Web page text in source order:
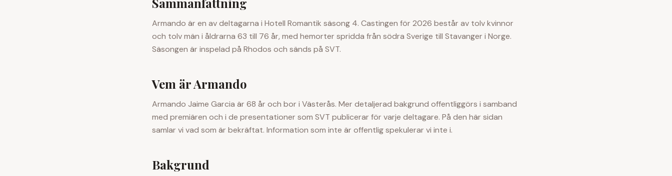
Armando är en av deltagarna i Hotell Romantik säsong 4. Castingen för 2026 består av tolv kvinnor
och tolv män i åldrarna 63 till 76 år, med hemorter spridda från södra Sverige till Stavanger i Norge.
Säsongen är inspelad på Rhodos och sänds på SVT.
Vem ärArmando
Armando Jaime Garcia är 68 år och bor i Västerås. Mer detaljerad bakgrund offentliggörs i samband
med premiären och i de presentationer som SVT publicerar för varje deltagare. På den här sidan
samlar vi vad som är bekräftat. Information som inte är offentlig spekulerar vi inte i.
Bakgrund